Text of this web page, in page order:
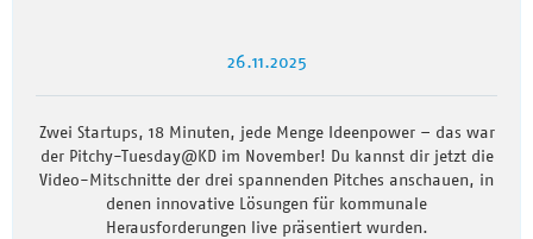
26.11.2025
Zwei Startups, 18 Minuten, jede Menge Ideenpower – das war
der Pitchy-Tuesday@KD im November! Du kannst dir jetzt die
Video-Mitschnitte der drei spannenden Pitches anschauen, in
denen innovative Lösungen für kommunale
Herausforderungen live präsentiert wurden.